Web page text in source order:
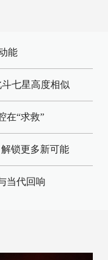
能
七星高度相似
在“求救”
解锁更多新可能
当代回响